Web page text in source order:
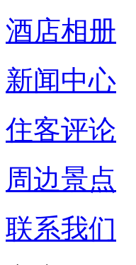
酒店相册
新闻中心
住客评论
周边景点
联系我们